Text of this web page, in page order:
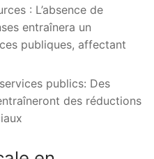
: L’absence de
entraînera un
publiques, affectant
publics: Des
des réductions